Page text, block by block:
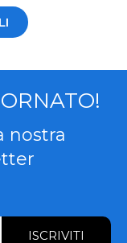
nostra